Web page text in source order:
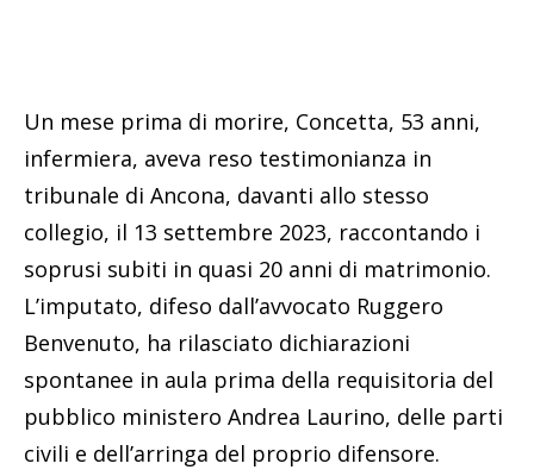
Un mese prima di morire, Concetta, 53 anni,
infermiera, aveva reso testimonianza in
tribunale di Ancona, davanti allo stesso
collegio, il 13 settembre 2023, raccontando i
soprusi subiti in quasi 20 anni di matrimonio.
L’imputato, difeso dall’avvocato Ruggero
Benvenuto, ha rilasciato dichiarazioni
spontanee in aula prima della requisitoria del
pubblico ministero Andrea Laurino, delle parti
civili e dell’arringa del proprio difensore.